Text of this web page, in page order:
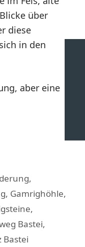
über
diese
in den
aber eine
,
, Gamrighöhle,
,
Bastei,
Bastei